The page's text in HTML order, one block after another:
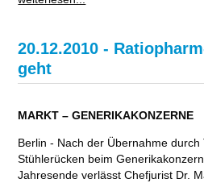
20.12.2010 -
geht
MARKT – GENERIKAKONZERNE
Berlin - Nach der Übernahme durch
Stühlerücken beim
Jahresende verlässt Chefjurist Dr.